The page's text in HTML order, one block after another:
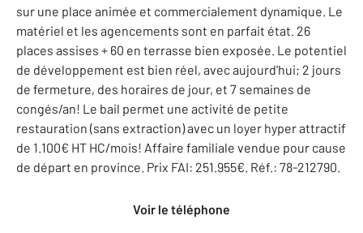
sur une place animée et commercialement dynamique. Le
matériel et les agencements sont en parfait état. 26
places assises + 60 en terrasse bien exposée. Le potentiel
de développement est bien réel, avec aujourd'hui; 2 jours
de fermeture, des horaires de jour, et 7 semaines de
congés/an! Le bail permet une activité de petite
restauration (sans extraction) avec un loyer hyper attractif
de 1.100€ HT HC/mois! Affaire familiale vendue pour cause
de départ en province. Prix FAI: 251.955€. Réf.: 78-212790.
Voir le téléphone